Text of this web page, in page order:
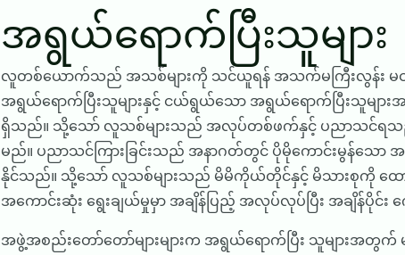
အရွယ်ရောက်ပြီးသူများ
လူတစ်ယောက်သည် အသစ်များကို သင်ယူရန် အသက်မကြီးလွန်း မ
အရွယ်ရောက်ပြီးသူများနှင့် ငယ်ရွယ်သော အရွယ်ရောက်ပြီးသူများ
ရှိသည်။ သို့သော် လူသစ်များသည် အလုပ်တစ်ဖက်နှင့် ပညာသင်ရသည့်
မည်။ ပညာသင်ကြားခြင်းသည် အနာဂတ်တွင် ပိုမိုကောင်းမွန်သော
နိုင်သည်။ သို့သော် လူသစ်များသည် မိမိကိုယ်တိုင်နှင့် မိသားစုကို
အကောင်းဆုံး ရွေးချယ်မှုမှာ အချိန်ပြည့် အလုပ်လုပ်ပြီး အချိန်ပိုင်း
အဖွဲ့အစည်းတော်တော်များများက အရွယ်ရောက်ပြီး သူများအတွ